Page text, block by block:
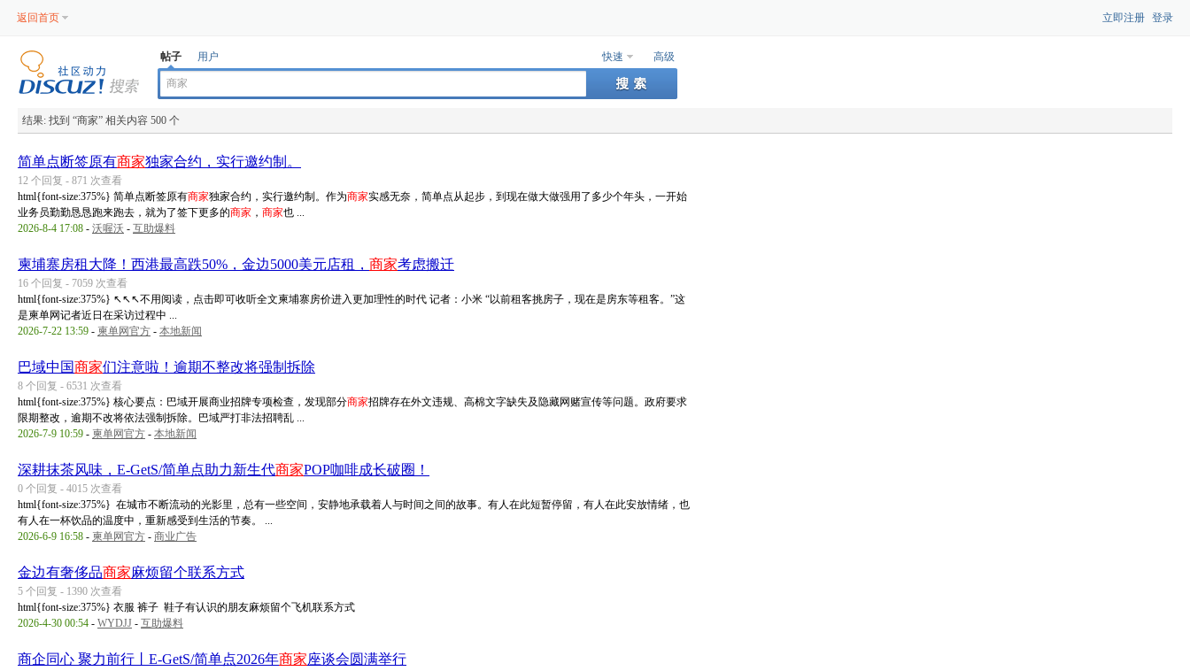
返回首页 立即注册 登录
快速 高级
帖子 用户
结果: 找到 “商家” 相关内容 500 个
简单点断签原有商家独家合约，实行邀约制。
12 个回复 - 871 次查看
html{font-size:375%} 简单点断签原有商家独家合约，实行邀约制。作为商家实感无奈，简单点从起步，到现在做大做强用了多少个年头，一开始
业务员勤勤恳恳跑来跑去，就为了签下更多的商家 ， 商家也 ...
2026-8-4 17:08 - 沃喔沃 - 互助爆料
柬埔寨房租大降！西港最高跌50%，金边5000美元店租， 商家考虑搬迁
16 个回复 - 7059 次查看
html{font-size:375%} ↖↖↖不用阅读，点击即可收听全文柬埔寨房价进入更加理性的时代 记者：小米 “以前租客挑房子，现在是房东等租客。”这
是柬单网记者近日在采访过程中 ...
2026-7-22 13:59 - 柬单网官方 - 本地新闻
巴域中国商家们注意啦！逾期不整改将强制拆除
8 个回复 - 6531 次查看
html{font-size:375%} 核心要点：巴域开展商业招牌专项检查，发现部分商家招牌存在外文违规、高棉文字缺失及隐藏网赌宣传等问题。政府要求
限期整改，逾期不改将依法强制拆除。巴域严打非法招聘乱 ...
2026-7-9 10:59 - 柬单网官方 - 本地新闻
深耕抹茶风味，E-GetS/简单点助力新生代商家POP咖啡成长破圈！
0 个回复 - 4015 次查看
html{font-size:375%} 在城市不断流动的光影里，总有一些空间，安静地承载着人与时间之间的故事。有人在此短暂停留，有人在此安放情绪，也
有人在一杯饮品的温度中，重新感受到生活的节奏。 ...
2026-6-9 16:58 - 柬单网官方 - 商业广告
金边有奢侈品商家麻烦留个联系方式
5 个回复 - 1390 次查看
html{font-size:375%} 衣服 裤子 鞋子有认识的朋友麻烦留个飞机联系方式
2026-4-30 00:54 - WYDJJ - 互助爆料
商企同心 聚力前行丨E-GetS/简单点2026年商家座谈会圆满举行